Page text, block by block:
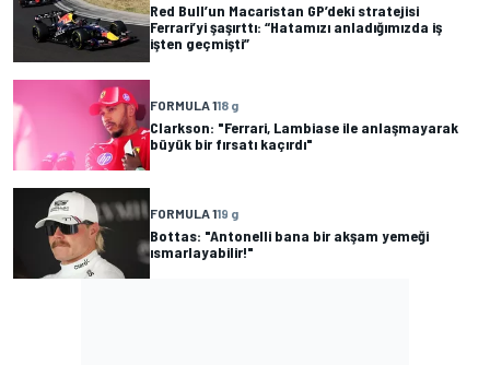
Red Bull’un Macaristan GP’deki stratejisi
Ferrari’yi şaşırttı: “Hatamızı anladığımızda iş
işten geçmişti”
FORMULA 118 g
Clarkson: "Ferrari, Lambiase ile anlaşmayarak
büyük bir fırsatı kaçırdı"
FORMULA 119 g
Bottas: "Antonelli bana bir akşam yemeği
ısmarlayabilir!"